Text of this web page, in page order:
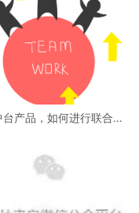
产品，如何进行联合项